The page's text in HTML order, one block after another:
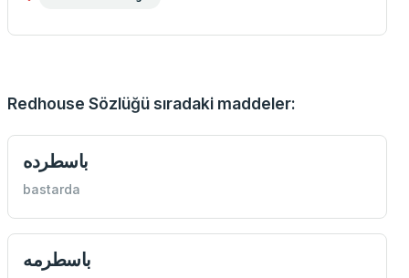
Redhouse Sözlüğü sıradaki maddeler:
باسطرده
bastarda
باسطرمه